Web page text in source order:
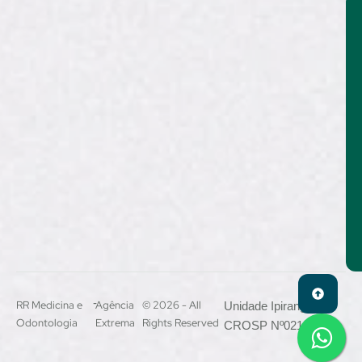
RR Medicina e
Odontologia
-Agência
Extrema
© 2026 - All
Rights Reserved
Unidade Ipiranga –
CROSP Nº021444